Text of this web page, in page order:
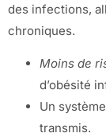
des infections,
chroniques.
Moins de
d’obésité
Un
transmis.